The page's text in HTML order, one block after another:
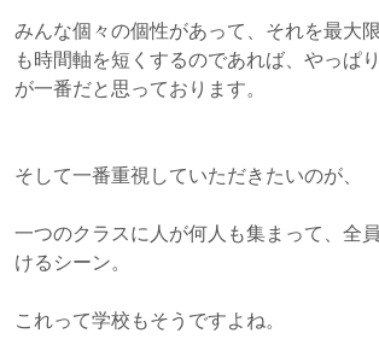
みんな個々の個性があって、それを最大
も時間軸を短くするのであれば、やっぱ
が一番だと思っております。
そして一番重視していただきたいのが、
一つのクラスに人が何人も集まって、全
けるシーン。
これって学校もそうですよね。